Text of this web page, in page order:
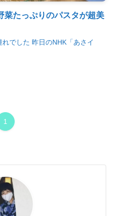
菜たっぷりのパスタが超美
れでした 昨日のNHK「あさイ
1